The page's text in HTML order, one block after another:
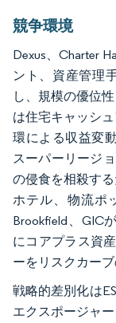
競争環境
Dexus、Charter
ント、資産管理
し、規模の優位
は住宅キャッシ
環による収益変
スーパーリージ
の侵食を相殺す
ホテル、物流ポ
Brookfield、GIC
にコアプラス資
ーをリスクカー
戦略的差別化は
エクスポージャ